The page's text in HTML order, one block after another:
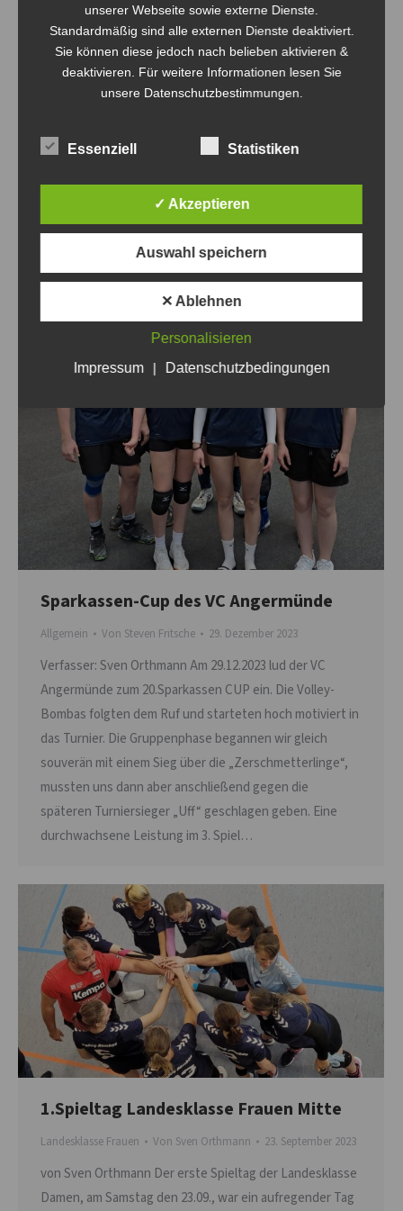
LKFM 9. Spieltag, zu Gast in Wriezen
Landesklasse Frauen VonSven Orthmann 20. Januar 2024
Bericht: Sven Orthmann Neues Jahr, neues Glück?
Getreu dem Motto, „Neues Jahr, neues Glück!“ fuhren
Zahlreich und motiviert starteten wir in das erste Spiel
auf beiden Seiten vermag dieses Spiel zu…
Sparkassen-Cup des VC Angermünde
Allgemein Von Steven Fritsche 29. Dezember 2023
Verfasser: Sven Orthmann Am 29.12.2023 lud der VC
Angermünde zum 20.Sparkassen CUP ein. Die Volley-
Bombas folgten dem Ruf und starteten hoch motiviert in
das Turnier. Die Gruppenphase begannen wir gleich
souverän mit einem Sieg über die „Zerschmetterlinge“,
mussten uns dann aber anschließend gegen die
späteren Turniersieger „Uff“ geschlagen geben. Eine
durchwachsene Leistung im 3. Spiel…
1.Spieltag Landesklasse Frauen Mitte
Landesklasse Frauen Von Sven Orthmann 23. September 2023
von Sven Orthmann Der erste Spieltag der Landesklasse
Damen, am Samstag den 23.09., war ein aufregender Tag
unserer Webseite sowie externe Dienste.
Standardmäßig sind alle externen Dienste deaktiviert.
Sie können diese jedoch nach belieben aktivieren &
deaktivieren. Für weitere Informationen lesen Sie
unsere Datenschutzbestimmungen.
Essenziell Statistiken
✓ Akzeptieren
Auswahl speichern
✕ Ablehnen
Personalisieren
Impressum
| Datenschutzbedingungen